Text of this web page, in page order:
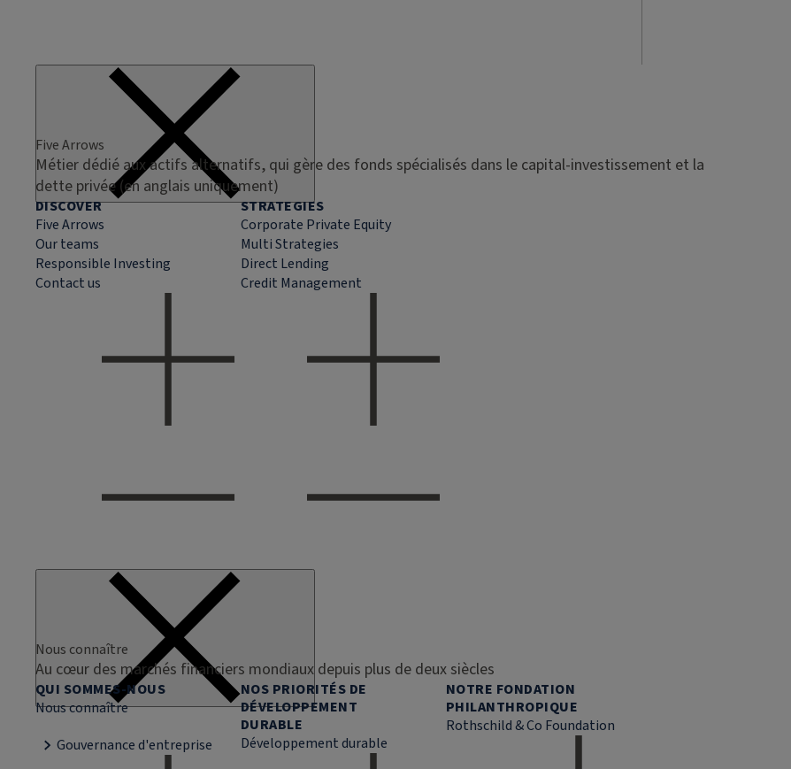
Five Arrows
Métier dédié aux actifs alternatifs, qui gère des fonds spécialisés dans le capital-investissement et la
dette privée (en anglais uniquement)
DISCOVER
Five Arrows
Our teams
Responsible Investing
Contact us
STRATEGIES
Corporate Private Equity
Multi Strategies
Direct Lending
Credit Management
Nous connaître
Au cœur des marchés financiers mondiaux depuis plus de deux siècles
QUI SOMMES-NOUS
Nous connaître
Gouvernance d'entreprise
NOS PRIORITÉS DE
DÉVELOPPEMENT
DURABLE
Développement durable
NOTRE FONDATION
PHILANTHROPIQUE
Rothschild & Co Foundation